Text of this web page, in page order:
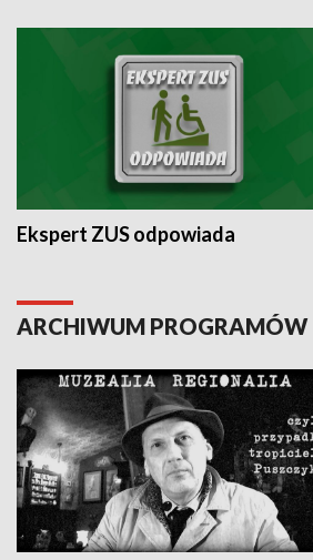
Ekspert ZUS odpowiada
ARCHIWUM PROGRAMÓW